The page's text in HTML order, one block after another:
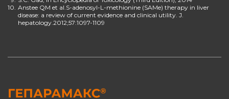
10. Anstee QM et al.S-adenosyl-L-methionine (SAMe) therapy in liver
disease: a review of current evidence and clinical utility. J.
hepatology.2012;57:1097-1109